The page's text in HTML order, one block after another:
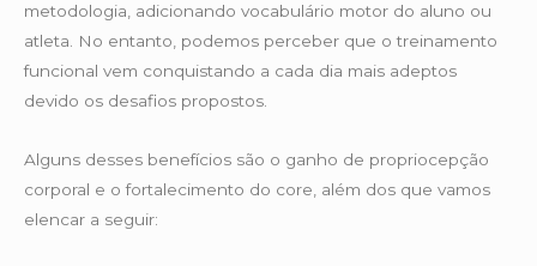
metodologia, adicionando vocabulário motor do aluno ou
atleta. No entanto, podemos perceber que o treinamento
funcional vem conquistando a cada dia mais adeptos
devido os desafios propostos.
Alguns desses benefícios são o ganho de propriocepção
corporal e o fortalecimento do core, além dos que vamos
elencar a seguir: